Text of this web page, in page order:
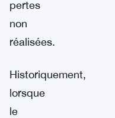
pertes
non
réalisées.
Historiquement,
lorsque
le